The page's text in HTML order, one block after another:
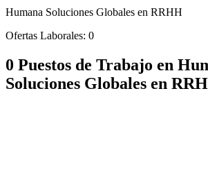
Humana Soluciones Globales en RRHH
Ofertas Laborales: 0
0 Puestos de Trabajo en
Soluciones Globales en